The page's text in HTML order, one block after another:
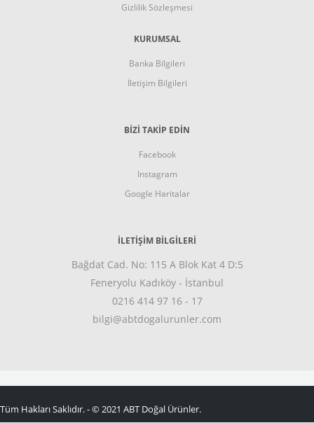
Gizlilik Sözleşmesi
KURUMSAL
Banka Bilgileri
İletişim Bilgileri
BİZİ TAKİP EDİN
Facebook
Instagram
Google Haritalar
İLETİŞİM BİLGİLERİ
Bağdat Cad. No: 115 A Blok Kat 4 D:5
Feneryolu Kadıköy - İstanbul
0216 414 97 16 - 17
bilgi@abtdogalurunler.com
Tüm Hakları Saklıdır. - © 2021 ABT Doğal Ürünler.